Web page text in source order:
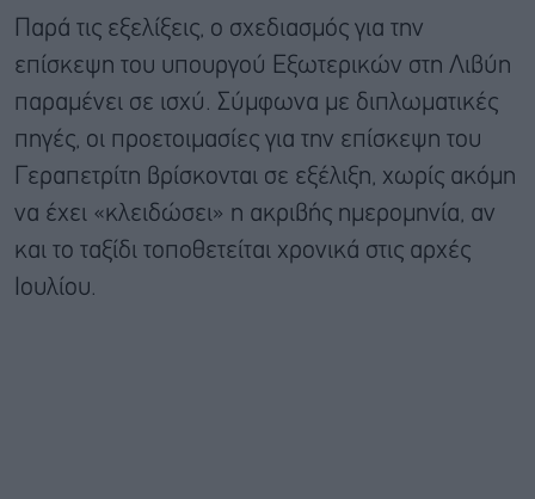
Παρά τις εξελίξεις, ο σχεδιασμός για την
επίσκεψη του υπουργού Εξωτερικών στη Λιβύη
παραμένει σε ισχύ. Σύμφωνα με διπλωματικές
πηγές, οι προετοιμασίες για την επίσκεψη του
Γεραπετρίτη βρίσκονται σε εξέλιξη, χωρίς ακόμη
να έχει «κλειδώσει» η ακριβής ημερομηνία, αν
και το ταξίδι τοποθετείται χρονικά στις αρχές
Ιουλίου.